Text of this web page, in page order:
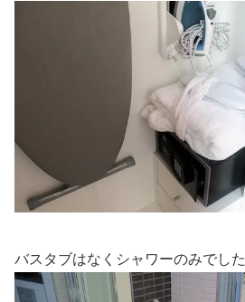
バスタブはなくシャワーのみでした